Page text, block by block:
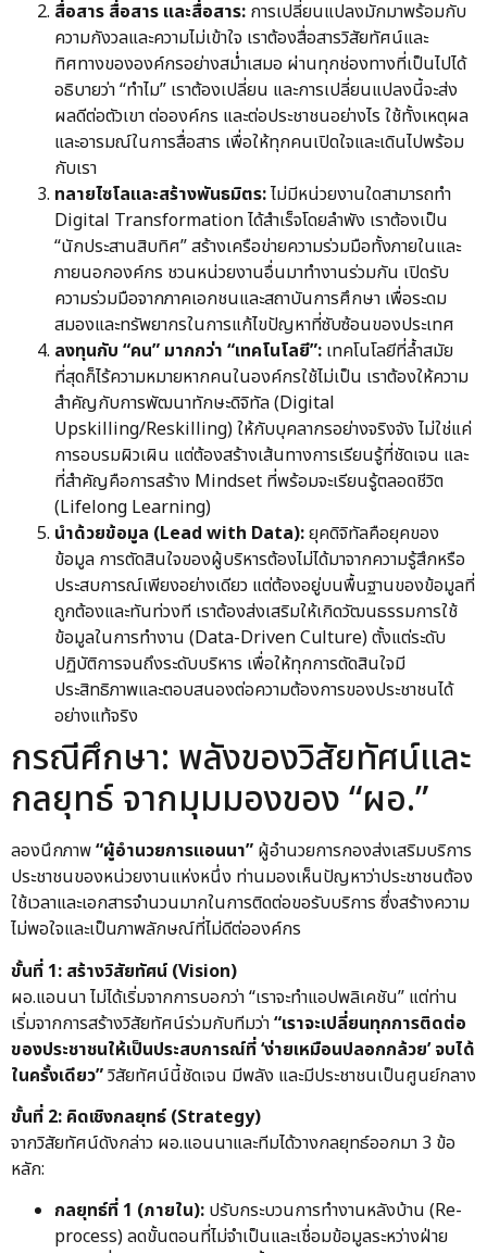
สื่อสาร สื่อสาร และสื่อสาร: การเปลี่ยนแปลงมักมาพร้อมกับ
ความกังวลและความไม่เข้าใจ เราต้องสื่อสารวิสัยทัศน์และ
ทิศทางขององค์กรอย่างสม่ำเสมอ ผ่านทุกช่องทางที่เป็นไปได้
อธิบายว่า “ทำไม” เราต้องเปลี่ยน และการเปลี่ยนแปลงนี้จะส่ง
ผลดีต่อตัวเขา ต่อองค์กร และต่อประชาชนอย่างไร ใช้ทั้งเหตุผล
และอารมณ์ในการสื่อสาร เพื่อให้ทุกคนเปิดใจและเดินไปพร้อม
กับเรา
ทลายไซโลและสร้างพันธมิตร:ไม่มีหน่วยงานใดสามารถทำ
Digital Transformation ได้สำเร็จโดยลำพัง เราต้องเป็น
“นักประสานสิบทิศ” สร้างเครือข่ายความร่วมมือทั้งภายในและ
ภายนอกองค์กร ชวนหน่วยงานอื่นมาทำงานร่วมกัน เปิดรับ
ความร่วมมือจากภาคเอกชนและสถาบันการศึกษา เพื่อระดม
สมองและทรัพยากรในการแก้ไขปัญหาที่ซับซ้อนของประเทศ
ลงทุนกับ “คน” มากกว่า “เทคโนโลยี”: เทคโนโลยีที่ล้ำสมัย
ที่สุดก็ไร้ความหมายหากคนในองค์กรใช้ไม่เป็น เราต้องให้ความ
สำคัญกับการพัฒนาทักษะดิจิทัล (Digital
Upskilling/Reskilling) ให้กับบุคลากรอย่างจริงจัง ไม่ใช่แค่
การอบรมผิวเผิน แต่ต้องสร้างเส้นทางการเรียนรู้ที่ชัดเจน และ
ที่สำคัญคือการสร้าง Mindset ที่พร้อมจะเรียนรู้ตลอดชีวิต
(Lifelong Learning)
นำด้วยข้อมูล (Lead with Data):ยุคดิจิทัลคือยุคของ
ข้อมูล การตัดสินใจของผู้บริหารต้องไม่ได้มาจากความรู้สึกหรือ
ประสบการณ์เพียงอย่างเดียว แต่ต้องอยู่บนพื้นฐานของข้อมูลที่
ถูกต้องและทันท่วงที เราต้องส่งเสริมให้เกิดวัฒนธรรมการใช้
ข้อมูลในการทำงาน (Data-Driven Culture) ตั้งแต่ระดับ
ปฏิบัติการจนถึงระดับบริหาร เพื่อให้ทุกการตัดสินใจมี
ประสิทธิภาพและตอบสนองต่อความต้องการของประชาชนได้
อย่างแท้จริง
กรณีศึกษา: พลังของวิสัยทัศน์และ
กลยุทธ์ จากมุมมองของ “ผอ.”
ลองนึกภาพ“ผู้อำนวยการแอนนา” ผู้อำนวยการกองส่งเสริมบริการ
ประชาชนของหน่วยงานแห่งหนึ่ง ท่านมองเห็นปัญหาว่าประชาชนต้อง
ใช้เวลาและเอกสารจำนวนมากในการติดต่อขอรับบริการ ซึ่งสร้างความ
ไม่พอใจและเป็นภาพลักษณ์ที่ไม่ดีต่อองค์กร
ขั้นที่ 1: สร้างวิสัยทัศน์ (Vision)
ผอ.แอนนา ไม่ได้เริ่มจากการบอกว่า “เราจะทำแอปพลิเคชัน” แต่ท่าน
เริ่มจากการสร้างวิสัยทัศน์ร่วมกับทีมว่า“เราจะเปลี่ยนทุกการติดต่อ
ของประชาชนให้เป็นประสบการณ์ที่ ‘ง่ายเหมือนปลอกกล้วย’ จบได้
ในครั้งเดียว”วิสัยทัศน์นี้ชัดเจน มีพลัง และมีประชาชนเป็นศูนย์กลาง
ขั้นที่ 2: คิดเชิงกลยุทธ์ (Strategy)
จากวิสัยทัศน์ดังกล่าว ผอ.แอนนาและทีมได้วางกลยุทธ์ออกมา 3 ข้อ
หลัก:
กลยุทธ์ที่ 1 (ภายใน): ปรับกระบวนการทำงานหลังบ้าน (Re-
process) ลดขั้นตอนที่ไม่จำเป็นและเชื่อมข้อมูลระหว่างฝ่าย